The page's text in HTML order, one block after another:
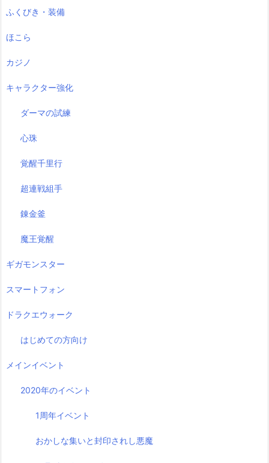
ふくびき・装備
ほこら
カジノ
キャラクター強化
ダーマの試練
心珠
覚醒千里行
超連戦組手
錬金釜
魔王覚醒
ギガモンスター
スマートフォン
ドラクエウォーク
はじめての方向け
メインイベント
2020年のイベント
1周年イベント
おかしな集いと封印されし悪魔